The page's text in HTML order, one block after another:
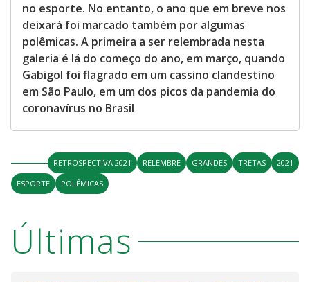
no esporte. No entanto, o ano que em breve nos
deixará foi marcado também por algumas
polêmicas. A primeira a ser relembrada nesta
galeria é lá do começo do ano, em março, quando
Gabigol foi flagrado em um cassino clandestino
em São Paulo, em um dos picos da pandemia do
coronavírus no Brasil
RETROSPECTIVA 2021 RELEMBRE GRANDES TRETAS
2021
ESPORTE
POLÊMICAS
Últimas